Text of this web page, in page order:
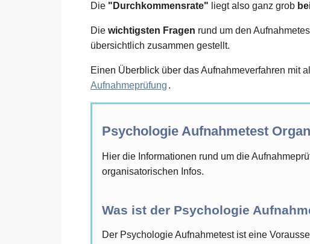
Die "Durchkommensrate" liegt also ganz grob
Die wichtigsten Fragen rund um den
übersichtlich zusammen gestellt.
Einen Überblick über das Aufnahmeverfahren mit
Aufnahmeprüfung .
Psychologie Aufnahmetest
Hier die Informationen rund um die
organisatorischen Infos.
Was ist der Psychologie
Der Psychologie Aufnahmetest ist eine